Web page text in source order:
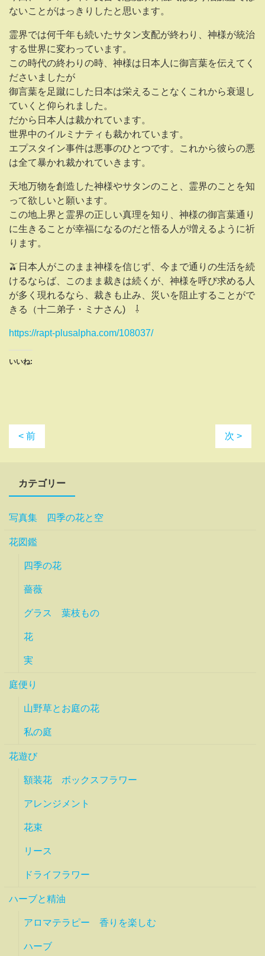
ないことがはっきりしたと思います。
霊界では何千年も続いたサタン支配が終わり、神様が統治
する世界に変わっています。
この時代の終わりの時、神様は日本人に御言葉を伝えてく
ださいましたが
御言葉を足蹴にした日本は栄えることなくこれから衰退し
ていくと仰られました。
だから日本人は裁かれています。
世界中のイルミナティも裁かれています。
エプスタイン事件は悪事のひとつです。これから彼らの悪
は全て暴かれ裁かれていきます。
天地万物を創造した神様やサタンのこと、霊界のことを知
って欲しいと願います。
この地上界と霊界の正しい真理を知り、神様の御言葉通り
に生きることが幸福になるのだと悟る人が増えるように祈
ります。
🫒日本人がこのまま神様を信じず、今まで通りの生活を続
けるならば、このまま裁きは続くが、神様を呼び求める人
が多く現れるなら、裁きも止み、災いを阻止することがで
きる（十二弟子・ミナさん) ⇩
https://rapt-plusalpha.com/108037/
いいね:
< 前 次 >
カテゴリー
写真集 四季の花と空
花図鑑
四季の花
薔薇
グラス 葉枝もの
花
実
庭便り
山野草とお庭の花
私の庭
花遊び
額装花 ボックスフラワー
アレンジメント
花束
リース
ドライフラワー
ハーブと精油
アロマテラピー 香りを楽しむ
ハーブ